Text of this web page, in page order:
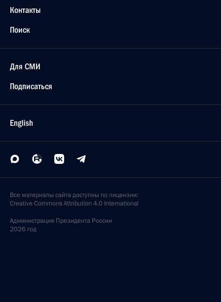
Контакты
Поиск
Для СМИ
Подписаться
English
Все материалы сайта доступны по лицензии:
Creative Commons Attribution 4.0 International
Администрация Президента России
2026 год